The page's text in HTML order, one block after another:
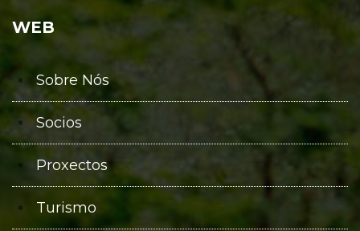
WEB
Sobre Nós
Socios
Proxectos
Turismo